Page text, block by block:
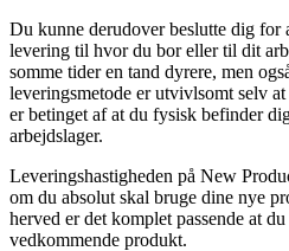
Du kunne derudover beslutte dig for
levering til hvor du bor eller til dit
somme tider en tand dyrere, men
leveringsmetode er utvivlsomt selv
er betinget af at du fysisk befinder
arbejdslager.
Leveringshastigheden på New
om du absolut skal bruge dine nye
herved er det komplet passende at
vedkommende produkt.